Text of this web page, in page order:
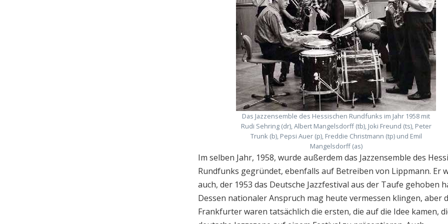
Das Jazzensemble des Hessischen Rundfunks im Jahr 1958 mit
Rudi Sehring (dr), Albert Mangelsdorff (tb), Joki Freund (ts), Peter
Trunk (b), Pepsi Auer (p), Freddie Christmann (tp) und Emil
Mangelsdorff (as)
Im selben Jahr, 1958, wurde außerdem das Jazzensemble des
Rundfunks gegründet, ebenfalls auf Betreiben von Lippmann. Er
auch, der 1953 das Deutsche Jazzfestival aus der Taufe gehoben
Dessen nationaler Anspruch mag heute vermessen klingen, aber
Frankfurter waren tatsächlich die ersten, die auf die Idee kamen,